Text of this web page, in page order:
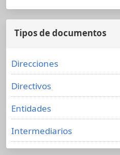
Tipos de documentos
Direcciones
Directivos
Entidades
Intermediarios